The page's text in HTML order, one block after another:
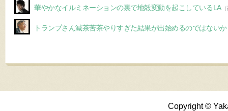
華やかなイルミネーションの裏で地殻変動を起こしているLA（
トランプさん滅茶苦茶やりすぎた結果が出始めるのではない
Copyright ©